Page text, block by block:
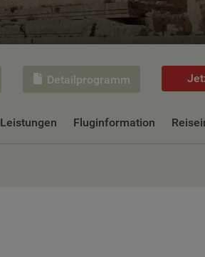
Detailprogramm
Leistungen Fluginformation